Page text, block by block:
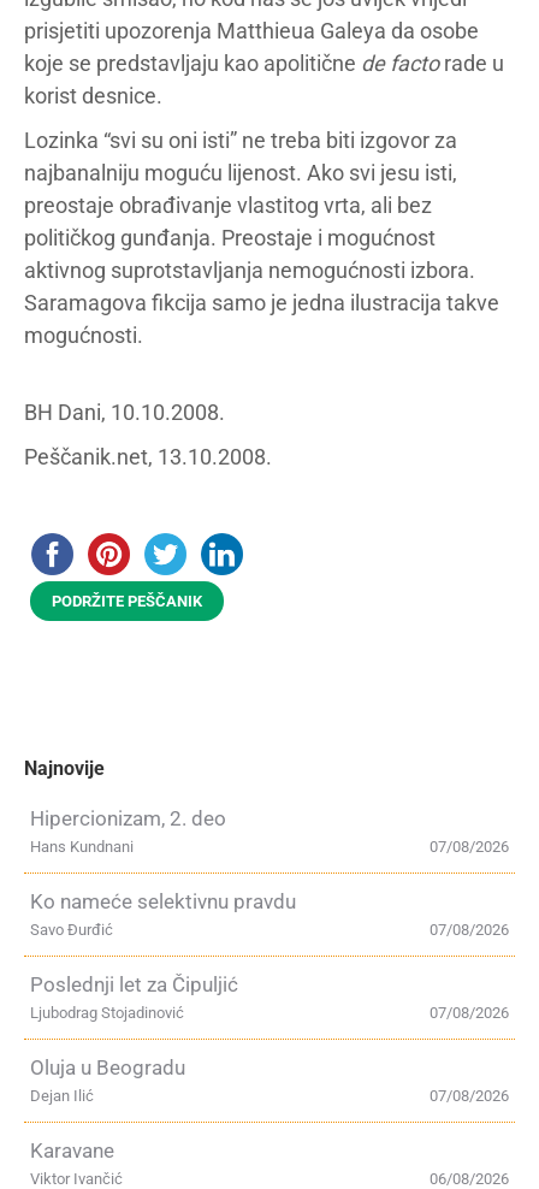
prisjetiti upozorenja Matthieua Galeya da osobe
koje se predstavljaju kao apolitične de factorade u
korist desnice.
Lozinka “svi su oni isti” ne treba biti izgovor za
najbanalniju moguću lijenost. Ako svi jesu isti,
preostaje obrađivanje vlastitog vrta, ali bez
političkog gunđanja. Preostaje i mogućnost
aktivnog suprotstavljanja nemogućnosti izbora.
Saramagova fikcija samo je jedna ilustracija takve
mogućnosti.
BH Dani, 10.10.2008.
Peščanik.net, 13.10.2008.
PODRŽITE PEŠČANIK
Najnovije
Hipercionizam, 2. deo
07/08/2026
Hans Kundnani
Ko nameće selektivnu pravdu
07/08/2026
Savo Đurđić
Poslednji let za Čipuljić
07/08/2026
Ljubodrag Stojadinović
Oluja u Beogradu
07/08/2026
Dejan Ilić
Karavane
06/08/2026
Viktor Ivančić